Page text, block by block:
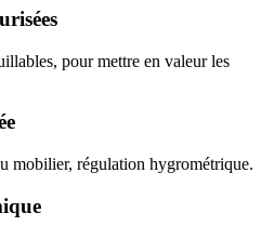
pour mettre en valeur les
mobilier, régulation hygrométrique.